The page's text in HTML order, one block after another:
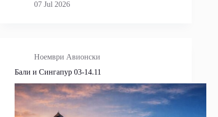
07 Jul 2026
Ноември Авионски
Бали и Сингапур 03-14.11